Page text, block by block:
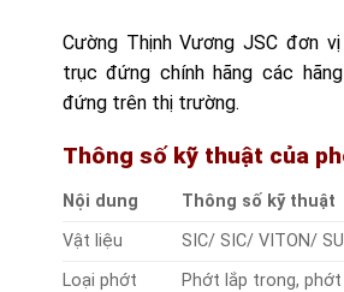
Cường Thịnh Vương JSC đơn
trục đứng chính hãng các
đứng trên thị trường.
Thông số kỹ thuật của
Nội dung
Thông số kỹ thuật
Vật liệu
SIC/ SIC/ VITON/
Loại phớt
Phớt lắp trong, phớt